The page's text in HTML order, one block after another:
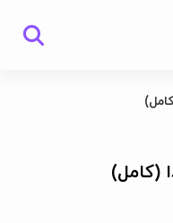
(کامل)